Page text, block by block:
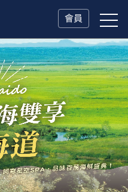
會員